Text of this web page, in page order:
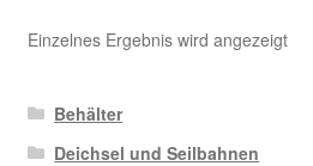
Einzelnes Ergebnis wird angezeigt
Behälter
Deichsel und Seilbahnen